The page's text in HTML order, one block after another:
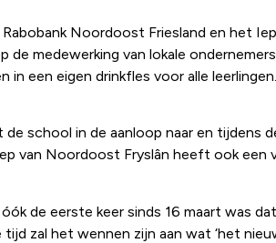
Noordoost Friesland en het
de medewerking van lokale
een eigen drinkfles voor alle
school in de aanloop naar en tijdens
van Noordoost Fryslân heeft ook
de eerste keer sinds 16 maart was
zal het wennen zijn aan wat ‘het